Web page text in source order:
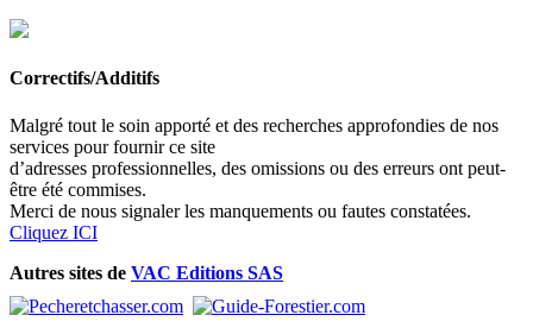
Correctifs/Additifs
Malgré tout le soin apporté et des recherches approfondies de nos
services pour fournir ce site
d’adresses professionnelles, des omissions ou des erreurs ont peut-
être été commises.
Merci de nous signaler les manquements ou fautes constatées.
Cliquez ICI
Autres sites de VAC Editions SAS